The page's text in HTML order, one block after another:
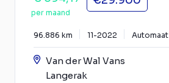
per maand
96.886 km 11-2022 Automaat
Van der Wal Vans
Langerak